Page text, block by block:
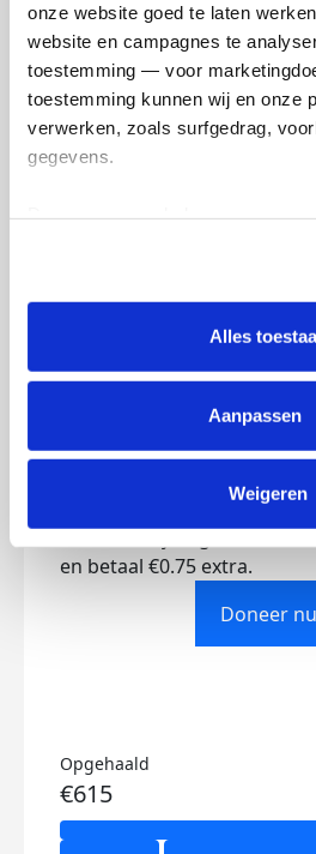
onze website goed te laten
website en campagnes te
toestemming — voor
toestemming kunnen wij en onze
verwerken, zoals surfgedrag,
gegevens.
tonen. Je kunt je toestemming op
intrekken via Cookie instellingen
lijst met cookies is te vinden in het
Alles
Aanpassen
Weigeren
Volgende
Ik wil bijdragen aan de
en betaal €0.75 extra.
Doneer nu
Opgehaald
€615